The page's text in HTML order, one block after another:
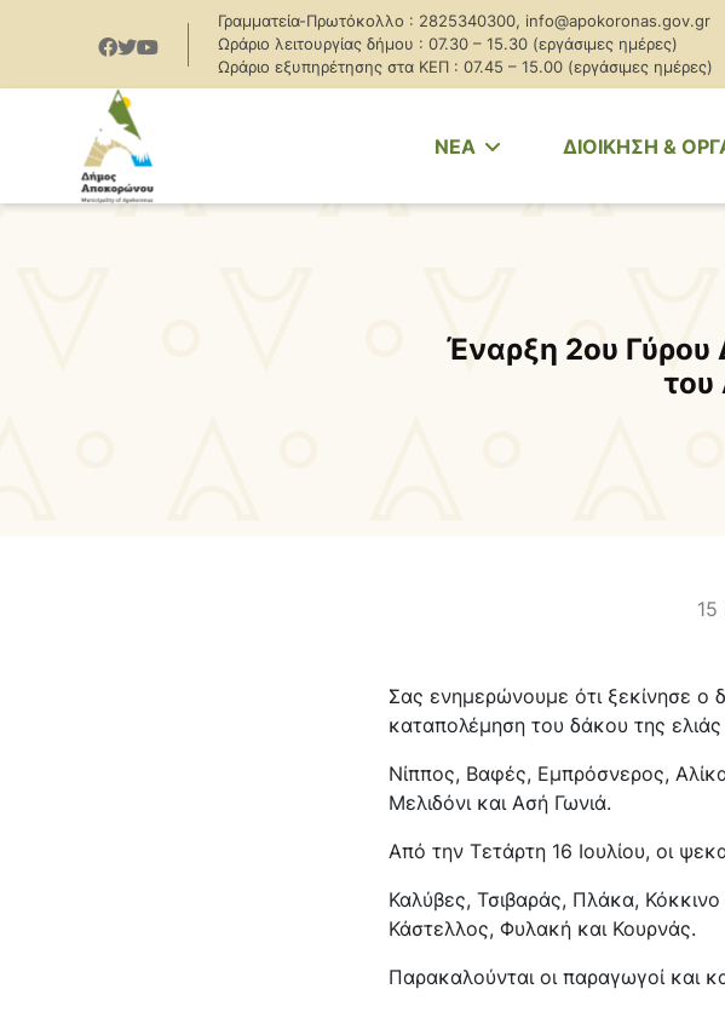
Γραμματεία-Πρωτόκολλο : 2825340300, info@apokoronas.gov.gr
Ωράριο λειτουργίας δήμου : 07.30 – 15.30 (εργάσιμες ημέρες)
Ωράριο εξυπηρέτησης στα ΚΕΠ : 07.45 – 15.00 (εργάσιμες ημέρες)
NEA ΔΙΟΙΚΗΣΗ &
Έναρξη 2ου
του
15
Σας ενημερώνουμε ότι ξεκίνησε
καταπολέμηση του δάκου της ελιάς
Νίππος, Βαφές, Εμπρόσνερος,
Μελιδόνι και Ασή Γωνιά.
Από την Τετάρτη 16 Ιουλίου, οι
Καλύβες, Τσιβαράς, Πλάκα,
Κάστελλος, Φυλακή και Κουρνάς.
Παρακαλούνται οι παραγωγοί και